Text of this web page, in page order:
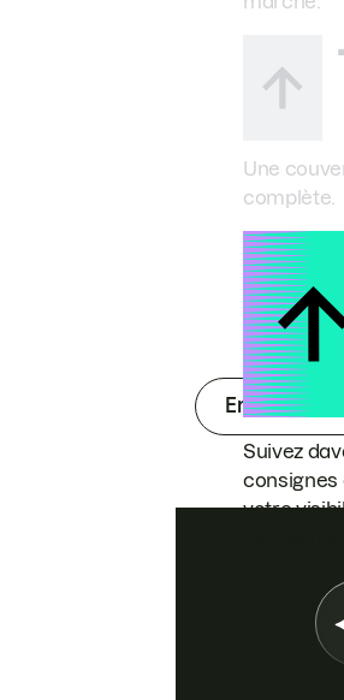
Une
complète.
Suivez
consignes
votre
En savoir plus